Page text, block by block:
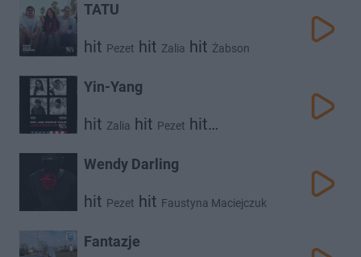
TATU
hit Pezet hit Zalia hit Żabson
Yin-Yang
hit Zalia hit Pezet hit
Wendy Darling
hit Pezet hit Faustyna Maciejczuk
Fantazje